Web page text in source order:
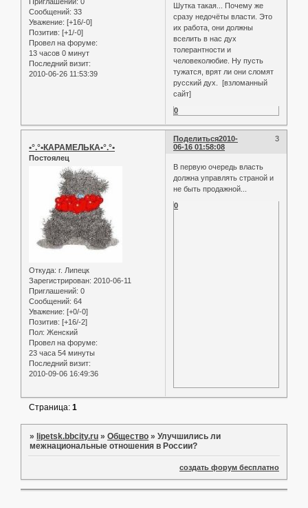
Сообщений: 33
Уважение: [+16/-0]
Позитив: [+1/-0]
Провел на форуме:
13 часов 0 минут
Последний визит:
2010-06-26 11:53:39
Шутка такая... Почему же
сразу недочёты власти. Это
их работа, они должны
вселить в нас дух
толерантности и
человеколюбие. Ну пусть
тужатся, врят ли они сломят
русский дух. [взломанный
сайт]
0
Поделиться 3
2010-
06-16 01:58:08
•°.°•КАРАМЕЛЬКА•°.°•
Постоялец
Откуда: г. Липецк
Зарегистрирован: 2010-06-11
Приглашений: 0
Сообщений: 64
Уважение: [+0/-0]
Позитив: [+16/-2]
Пол: Женский
Провел на форуме:
23 часа 54 минуты
Последний визит:
2010-09-06 16:49:36
В первую очередь власть
должна управлять страной и
не быть продажной...
0
Страница:1
»lipetsk.bbcity.ru »Общество »Улучшились ли
межнациональные отношения в России?
создать форум бесплатно